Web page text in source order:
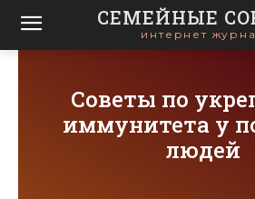
СЕМЕЙНЫЕ
интернет
Советы по
иммунитета у
людей